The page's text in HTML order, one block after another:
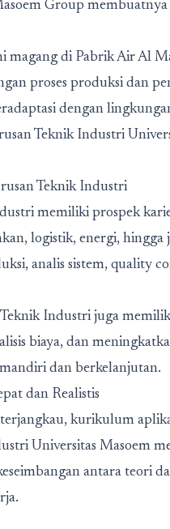
Group
magang di Pabrik Air Al
proses produksi dan
dengan
Teknik Industri
Teknik Industri
memiliki prospek
logistik, energi, hingga
analis sistem, quality
Industri juga
biaya, dan
dan berkelanjutan.
dan Realistis
kurikulum
Universitas Masoem
antara teori